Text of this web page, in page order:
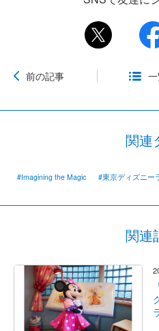
前の記事
関連
#Imagining the Magic #東京ディズニー
関連